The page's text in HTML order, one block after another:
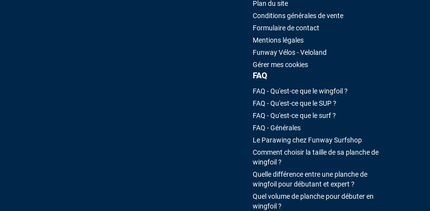
Plan du site
Conditions générales de vente
Formulaire de contact
Mentions légales
Funway Vélos - Veloland
Gérer mes cookies
FAQ
FAQ - Qu'est-ce que le wingfoil ?
FAQ - Qu'est-ce que le SUP ?
FAQ - Qu'est-ce que le surf ?
FAQ - Générales
Le Parawing chez Funway Surfshop
Comment choisir la taille de sa planche de
wingfoil ?
Quelle différence entre une planche de
wingfoil pour débutant et expert ?
Quel volume de planche pour débuter en
wingfoil ?
VOIR TOUS LES AVIS